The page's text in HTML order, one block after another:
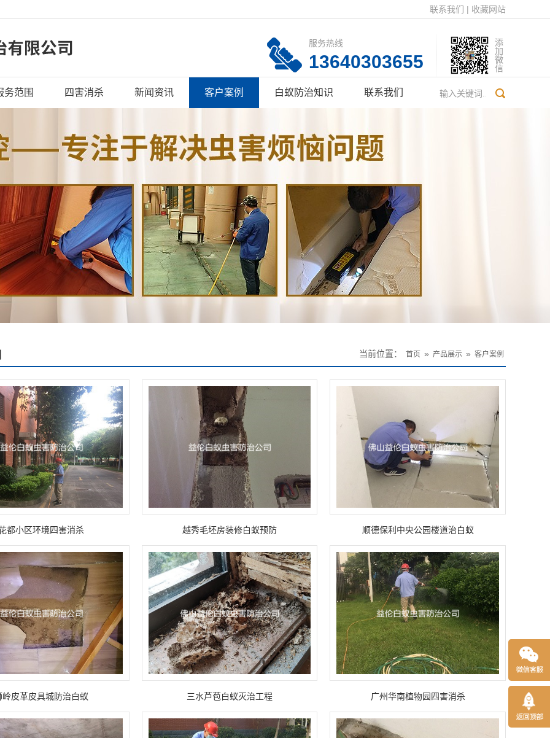
联系我们 | 收藏网站
添加微信
服务热线
13640303655
务范围 四害消杀 新闻资讯 客户案例 白蚁防治知识 联系我们
当前位置： 首页 » 产品展示 » 客户案例
都小区环境四害消杀 越秀毛坯房装修白蚁预防 顺德保利中央公园楼道治白蚁
岭皮革皮具城防治白蚁 三水芦苞白蚁灭治工程 广州华南植物园四害消杀